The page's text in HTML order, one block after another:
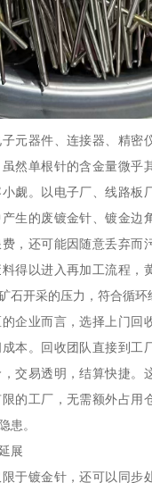
元器件、连接器、精密
然单根针的含金量微乎
觑。以电子厂、线路板
生的废镀金针、镀金边
，还可能因随意丢弃而
得以进入再加工流程，
石开采的压力，符合循环
企业而言，选择上门回
本。回收团队直接到工
交易透明，结算快捷。
的工厂，无需额外占用
患。
展
于镀金针，还可以同步